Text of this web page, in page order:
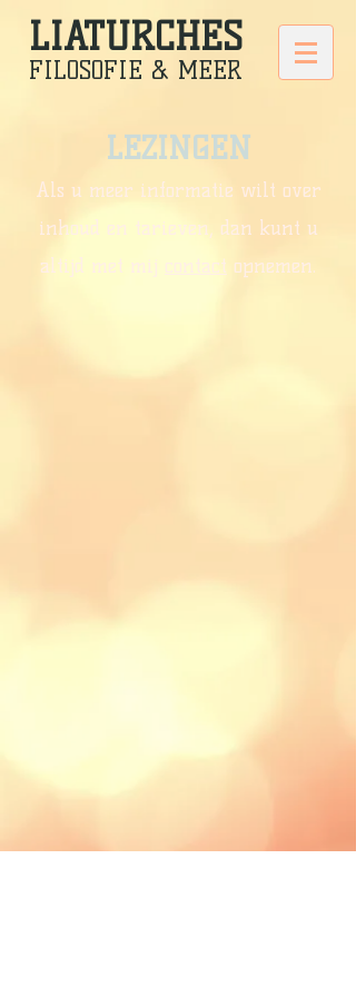
LIATURCHES
FILOSOFIE & MEER
LEZINGEN
Als u meer informatie wilt over
inhoud en tarieven, dan kunt u
altijd met mij
contact opnemen.